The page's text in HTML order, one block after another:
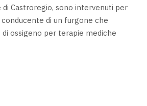
Castroregio, sono intervenuti per
di un furgone che
ossigeno per terapie mediche